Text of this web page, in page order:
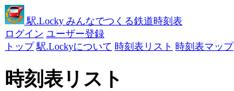
駅.Locky みんなでつくる鉄道時刻表
ログイン ユーザー登録
トップ 駅.Lockyについて 時刻表リスト 時刻表マップ
時刻表リスト